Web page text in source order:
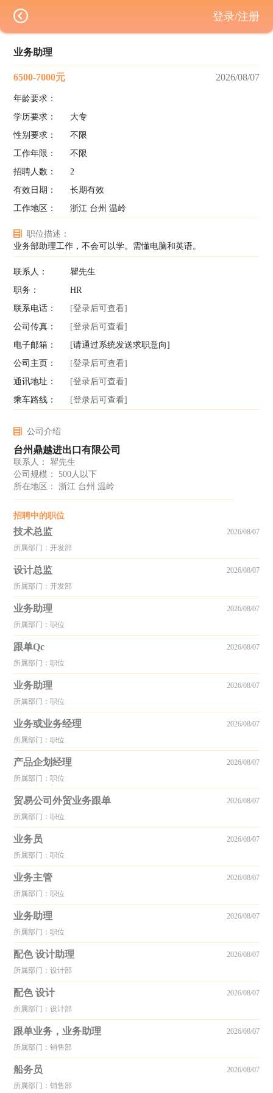
业务助理
6500-7000元 2026/08/07
年龄要求：
学历要求：
大专
性别要求：
不限
工作年限：
不限
招聘人数：
2
有效日期：
长期有效
工作地区：
浙江 台州 温岭
职位描述：
业务部助理工作，不会可以学。需懂电脑和英语。
联系人：
瞿先生
职务：
HR
联系电话：
[登录后可查看]
公司传真：
[登录后可查看]
电子邮箱：
[请通过系统发送求职意向]
公司主页：
[登录后可查看]
通讯地址：
[登录后可查看]
乘车路线：
[登录后可查看]
公司介绍
台州鼎越进出口有限公司
联系人： 瞿先生
公司规模： 500人以下
所在地区： 浙江 台州 温岭
招聘中的职位
技术总监
所属部门：开发部
2026/08/07
设计总监
所属部门：开发部
2026/08/07
业务助理
所属部门：职位
2026/08/07
跟单Qc
所属部门：职位
2026/08/07
业务助理
所属部门：职位
2026/08/07
业务或业务经理
所属部门：职位
2026/08/07
产品企划经理
所属部门：职位
2026/08/07
贸易公司外贸业务跟单
所属部门：职位
2026/08/07
业务员
所属部门：职位
2026/08/07
业务主管
所属部门：职位
2026/08/07
业务助理
所属部门：职位
2026/08/07
配色 设计助理
所属部门：设计部
2026/08/07
配色 设计
所属部门：设计部
2026/08/07
跟单业务，业务助理
所属部门：销售部
2026/08/07
船务员
所属部门：销售部
2026/08/07
登录/注册